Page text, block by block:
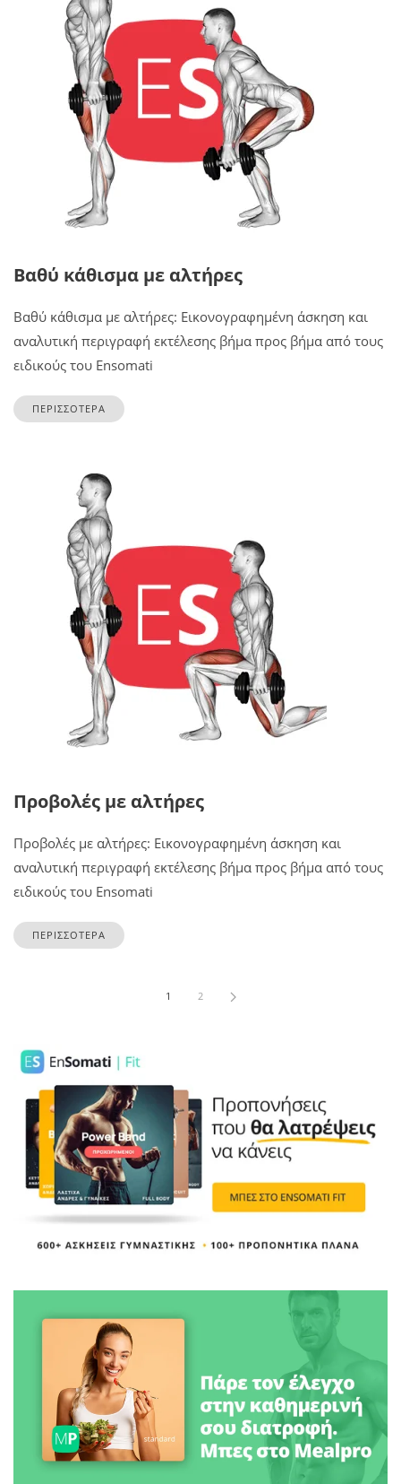
Βαθύ κάθισμα με αλτήρες
Βαθύ κάθισμα με αλτήρες: Εικονογραφημένη άσκηση και
αναλυτική περιγραφή εκτέλεσης βήμα προς βήμα από τους
ειδικούς του Ensomati
ΠΕΡΙΣΣΟΤΕΡΑ
Προβολές με αλτήρες
Προβολές με αλτήρες: Εικονογραφημένη άσκηση και
αναλυτική περιγραφή εκτέλεσης βήμα προς βήμα από τους
ειδικούς του Ensomati
ΠΕΡΙΣΣΟΤΕΡΑ
1 2